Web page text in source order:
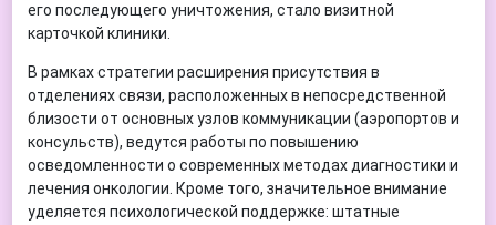
его последующего уничтожения, стало визитной
карточкой клиники.
В рамках стратегии расширения присутствия в
отделениях связи, расположенных в непосредственной
близости от основных узлов коммуникации (аэропортов и
консульств), ведутся работы по повышению
осведомленности о современных методах диагностики и
лечения онкологии. Кроме того, значительное внимание
уделяется психологической поддержке: штатные